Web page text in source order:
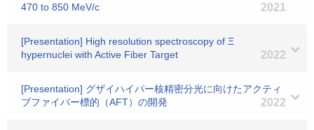
470 to 850 MeV/c
2021
[Presentation] High resolution spectroscopy of Ξ
hypernuclei with Active Fiber Target
2022
[Presentation] グザイハイパー核精密分光に向けたアクティ
ブファイバー標的（AFT）の開発
2022